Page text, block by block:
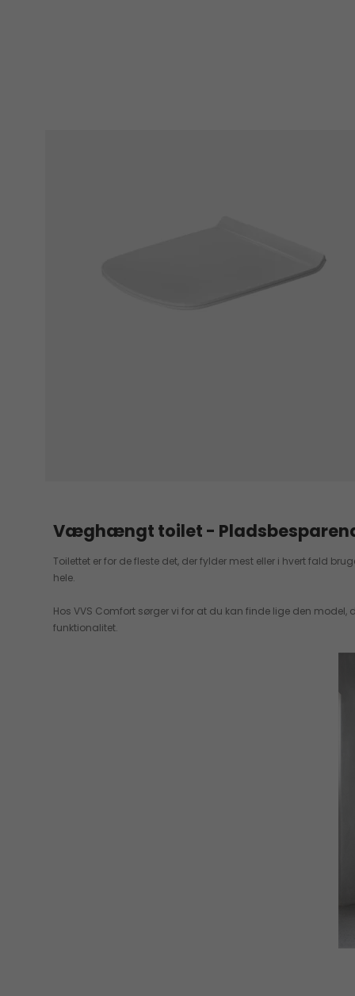
Væghængt toilet -
Toilettet er for de fleste det, der fylder mest eller i hvert fald
hele.
Hos VVS Comfort sørger vi for at du kan finde lige den
funktionalitet.